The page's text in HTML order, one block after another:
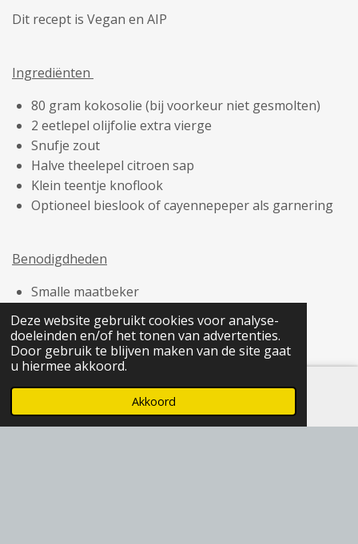
Deze website gebruikt cookies voor analyse-
doeleinden en/of het tonen van advertenties.
Door gebruik te blijven maken van de site gaat
u hiermee akkoord.
Akkoord
Dit recept is Vegan en AIP
Ingrediënten
80 gram kokosolie (bij voorkeur niet gesmolten)
2 eetlepel olijfolie extra vierge
Snufje zout
Halve theelepel citroen sap
Klein teentje knoflook
Optioneel bieslook of cayennepeper als garnering
Benodigdheden
Smalle maatbeker
Staafmixer met garde of keukenmixer
Weegschaal
Rasp of pers voor de knoflook